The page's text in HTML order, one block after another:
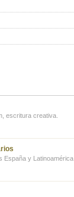
escritura creativa.
España y Latinoamérica